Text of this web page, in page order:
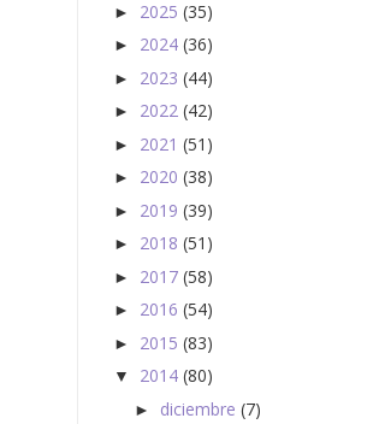
► 2025 (35)
► 2024 (36)
► 2023 (44)
► 2022 (42)
► 2021 (51)
► 2020 (38)
► 2019 (39)
► 2018 (51)
► 2017 (58)
► 2016 (54)
► 2015 (83)
▼ 2014 (80)
► diciembre (7)